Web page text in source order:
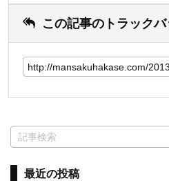
この記事のトラック
最近の投稿